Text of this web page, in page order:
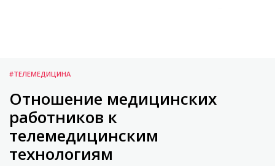
#ТЕЛЕМЕДИЦИНА
Отношение медицинских
работников к
телемедицинским
технологиям